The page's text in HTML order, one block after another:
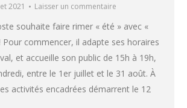
2021 Laisser un commentaire
souhaite faire rimer « été » avec «
Pour commencer, il adapte ses horaires
et accueille son public de 15h à 19h,
entre le 1er juillet et le 31 août. À
activités encadrées démarrent le 12